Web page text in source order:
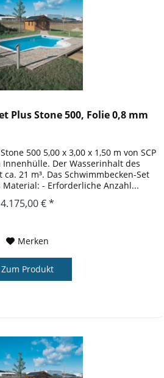
Plus Stone 500, Folie 0,8 mm
500 5,00 x 3,00 x 1,50 m von SCP
Der Wasserinhalt des
21 m³. Das Schwimmbecken-Set
- Erforderliche Anzahl...
4.175,00 € *
Merken
Zum Produkt